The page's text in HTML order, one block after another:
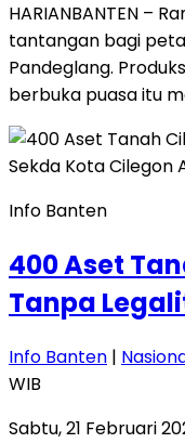
HARIANBANTEN –
tantangan bagi
Pandeglang.
berbuka puasa itu
Info Banten
400 Aset
Tanpa
Info Banten |
WIB
Sabtu, 21 Februari